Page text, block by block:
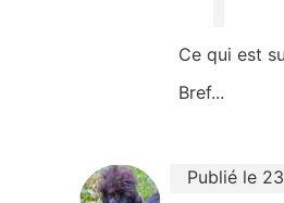
Ce qui est
Bref...
Publié le